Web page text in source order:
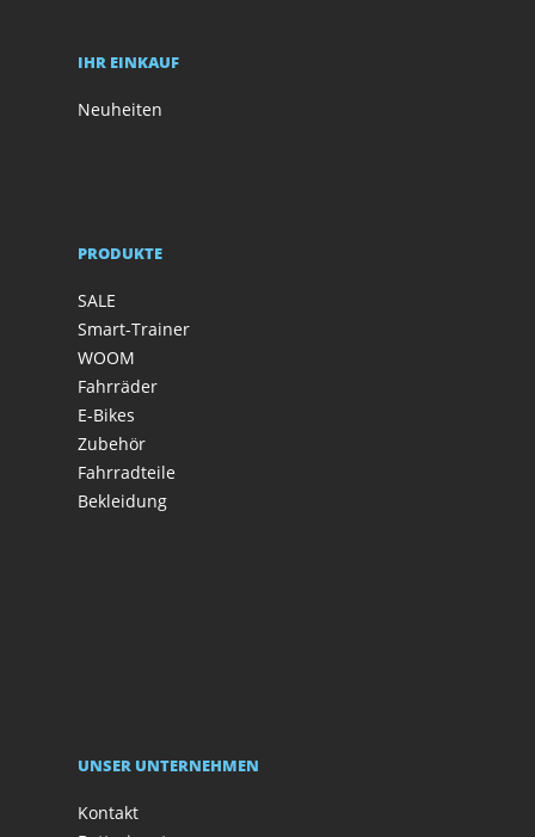
IHR EINKAUF
Neuheiten
PRODUKTE
SALE
Smart-Trainer
WOOM
Fahrräder
E-Bikes
Zubehör
Fahrradteile
Bekleidung
UNSER UNTERNEHMEN
Kontakt